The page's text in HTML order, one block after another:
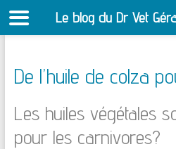
De l’huile de colza
Les huiles végétales
pour les carnivores?
Le blog du Dr Vet